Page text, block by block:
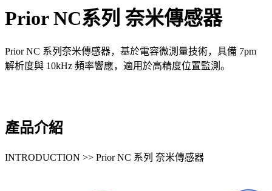
Prior NC系列 奈米傳感器
Prior NC 系列奈米傳感器，基於電容微測量技術，具備 7pm
解析度與 10kHz 頻率響應，適用於高精度位置監測。
產品介紹
INTRODUCTION >> Prior NC 系列 奈米傳感器